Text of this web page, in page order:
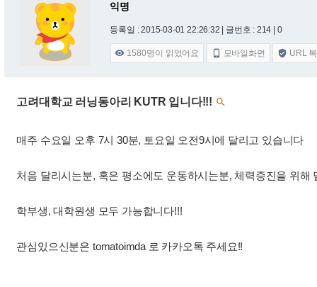
익명
등록일 : 2015-03-01 22:26:32 | 글번호 : 214 | 0
 1580명이 읽었어요  모바일화면  URL
고려대학교 러닝동아리 KUTR 입니다!!! 
매주 수요일 오후 7시 30분, 토요일 오전9시에 달리고 있습니다
처음 달리시는분, 혹은 평소에도 운동하시는분, 체력증진을 위해
학부생, 대학원생 모두 가능합니다!!!
관심있으신분은 tomatoimda 로 카카오톡 주세요!!